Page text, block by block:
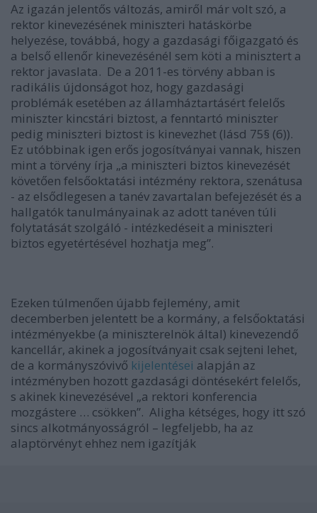
Az igazán jelentős változás, amiről már volt szó, a
rektor kinevezésének miniszteri hatáskörbe
helyezése, továbbá, hogy a gazdasági főigazgató és
a belső ellenőr kinevezésénél sem köti a minisztert a
rektor javaslata. De a 2011-es törvény abban is
radikális újdonságot hoz, hogy gazdasági
problémák esetében az államháztartásért felelős
miniszter kincstári biztost, a fenntartó miniszter
pedig miniszteri biztost is kinevezhet (lásd 75§ (6)).
Ez utóbbinak igen erős jogosítványai vannak, hiszen
mint a törvény írja „a miniszteri biztos kinevezését
követően felsőoktatási intézmény rektora, szenátusa
- az elsődlegesen a tanév zavartalan befejezését és a
hallgatók tanulmányainak az adott tanéven túli
folytatását szolgáló - intézkedéseit a miniszteri
biztos egyetértésével hozhatja meg”.
Ezeken túlmenően újabb fejlemény, amit
decemberben jelentett be a kormány, a felsőoktatási
intézményekbe (a miniszterelnök által) kinevezendő
kancellár, akinek a jogosítványait csak sejteni lehet,
de a kormányszóvivő kijelentései alapján az
intézményben hozott gazdasági döntésekért felelős,
s akinek kinevezésével „a rektori konferencia
mozgástere … csökken”. Aligha kétséges, hogy itt szó
sincs alkotmányosságról – legfeljebb, ha az
alaptörvényt ehhez nem igazítják